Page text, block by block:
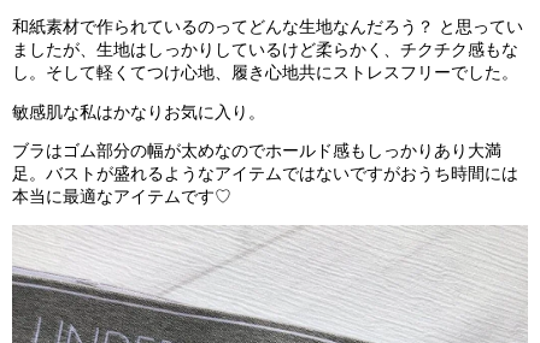
和紙素材で作られているのってどんな生地なんだろう？ と思ってい
ましたが、生地はしっかりしているけど柔らかく、チクチク感もな
し。そして軽くてつけ心地、履き心地共にストレスフリーでした。
敏感肌な私はかなりお気に入り。
ブラはゴム部分の幅が太めなのでホールド感もしっかりあり大満
足。バストが盛れるようなアイテムではないですがおうち時間には
本当に最適なアイテムです♡